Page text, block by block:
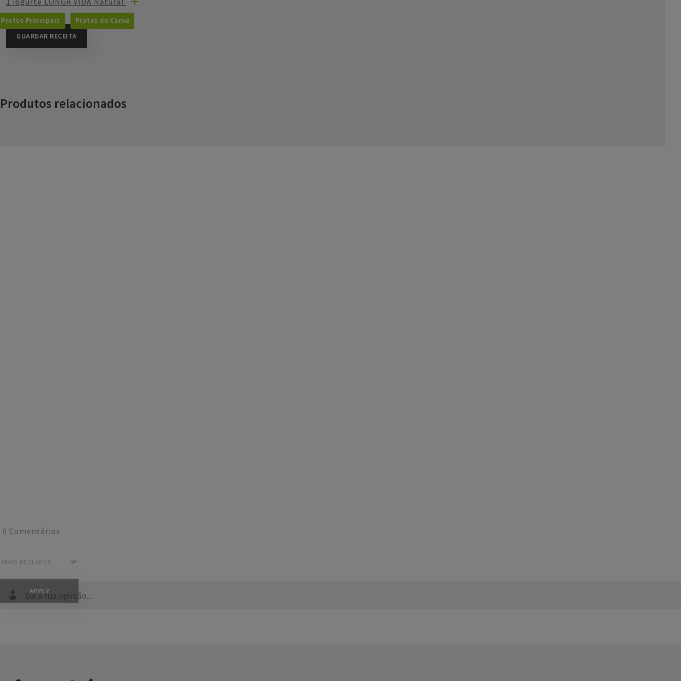
GUARDAR RECEITA
Pratos Principais Pratos de Carne
Produtos relacionados
Dá a tua opinião...
0 Comentários